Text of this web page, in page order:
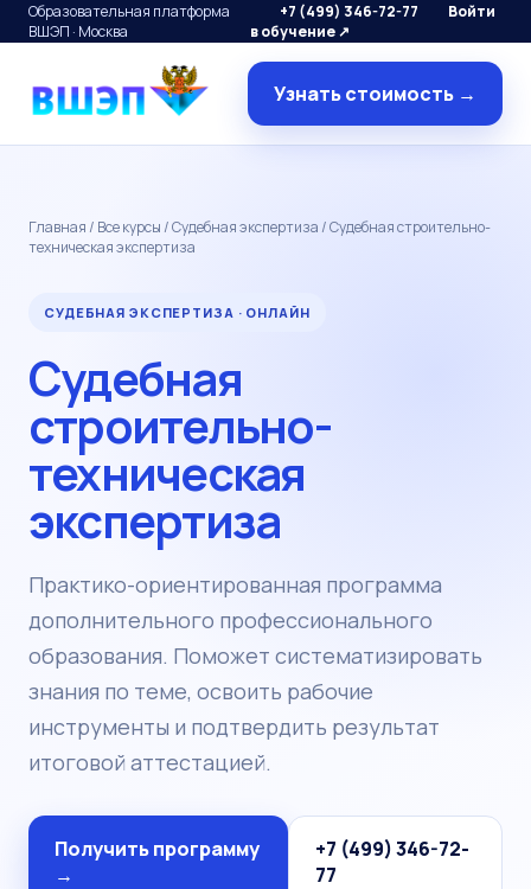
Образовательная платформа
ВШЭП · Москва
+7 (499) 346-72-77
Войти
в обучение ↗
Узнать стоимость →
Главная / Все курсы /Судебная экспертиза / Судебная строительно-
техническая экспертиза
СУДЕБНАЯ ЭКСПЕРТИЗА · ОНЛАЙН
Судебная
строительно-
техническая
экспертиза
Практико-ориентированная программа
дополнительного профессионального
образования. Поможет систематизировать
знания по теме, освоить рабочие
инструменты и подтвердить результат
итоговой аттестацией.
Получить программу
→
+7 (499) 346-72-
77